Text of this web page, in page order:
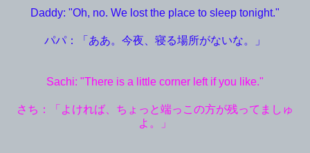
Daddy: "Oh, no. We lost the place to sleep tonight."
パパ：「ああ。今夜、寝る場所がないな。」
Sachi: "There is a little corner left if you like."
さち：「よければ、ちょっと端っこの方が残ってましゅ
よ。」